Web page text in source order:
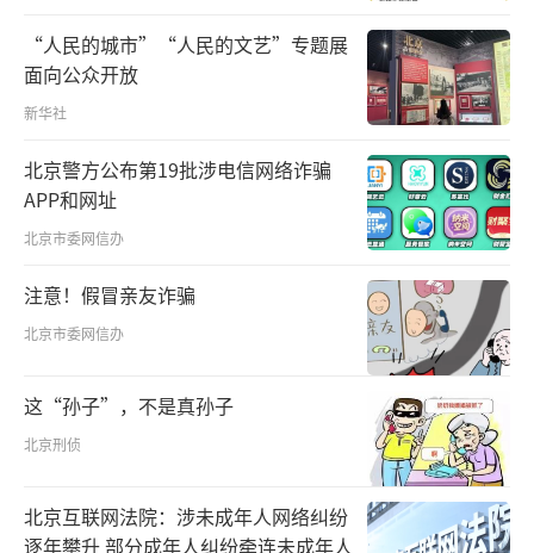
城乡融合程度不断加深。如今，超过1.5亿
的农村人口进城。2023年，我国城镇化率达到6
6.2%，比2013年提升12.5个百分点。
进入新时代，中国经济转向高质量发展阶
段。然而，发展不平衡、不充分问题仍然突
出，城乡区域发展和收入分配差距较大。如何
才能够更好地协调发展？习近平总书记观大
势、谋长远、布全局，提出新发展理念，把协
调发展放在我国发展全局的重要位置。他强
调，协调既是发展手段又是发展目标，同时还
是评价发展的标准和尺度。只有实现了城乡、
区域协调发展，国内大循环的空间才能更广
阔、成色才能更足。
“人民的城市”“人民的文艺”专题展
面向公众开放
新华社
北京警方公布第19批涉电信网络诈骗
APP和网址
北京市委网信办
注意！假冒亲友诈骗
北京市委网信办
这“孙子”，不是真孙子
北京刑侦
北京互联网法院：涉未成年人网络纠纷
逐年攀升 部分成年人纠纷牵连未成年人